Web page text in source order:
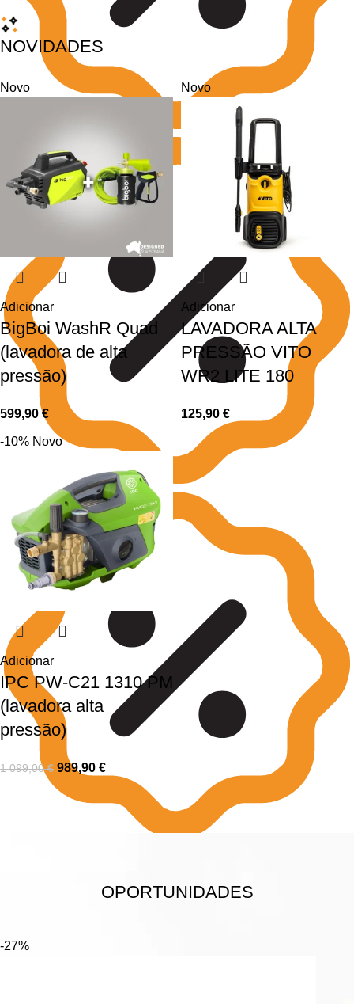
NOVIDADES
Novo
Adicionar
BigBoi WashR Quad
(lavadora de alta
pressão)
599,90€
Novo
Adicionar
LAVADORA ALTA
PRESSÃO VITO
WR2 LITE 180
125,90 €
-10% Novo
Adicionar
IPC PW-C21 1310 PM
(lavadora alta
pressão)
1 099,00€ 989,90 €
OPORTUNIDADES
-27%